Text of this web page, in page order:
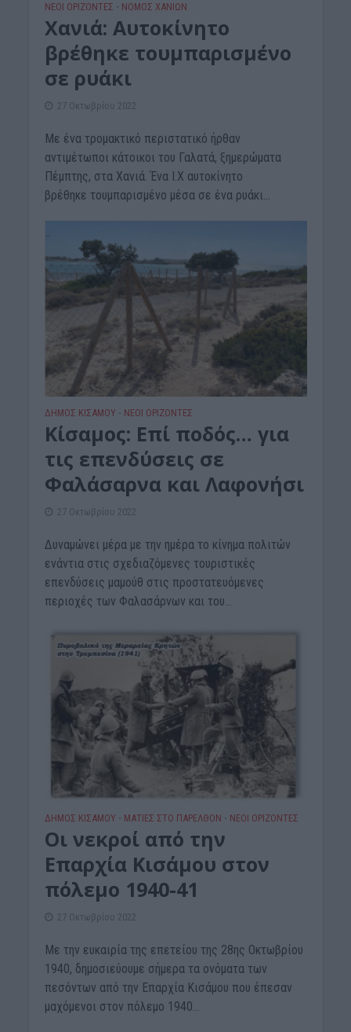
ΝΕΟΙ ΟΡΙΖΟΝΤΕΣ • ΝΟΜΌΣ ΧΑΝΊΩΝ
Xανιά: Αυτοκίνητο
βρέθηκε τουμπαρισμένο
σε ρυάκι
27 Οκτωβρίου 2022
Με ένα τρομακτικό περιστατικό ήρθαν
αντιμέτωποι κάτοικοι του Γαλατά, ξημερώματα
Πέμπτης, στα Χανιά. Ένα Ι.Χ αυτοκίνητο
βρέθηκε τουμπαρισμένο μέσα σε ένα ρυάκι...
ΔΉΜΟΣ ΚΙΣΆΜΟΥ • ΝΕΟΙ ΟΡΙΖΟΝΤΕΣ
Kίσαμος: Επί ποδός… για
τις επενδύσεις σε
Φαλάσαρνα και Λαφονήσι
27 Οκτωβρίου 2022
Δυναμώνει μέρα με την ημέρα το κίνημα πολιτών
ενάντια στις σχεδιαζόμενες τουριστικές
επενδύσεις μαμούθ στις προστατευόμενες
περιοχές των Φαλασάρνων και του...
ΔΉΜΟΣ ΚΙΣΆΜΟΥ • ΜΑΤΙΕΣ ΣΤΟ ΠΑΡΕΛΘΟΝ • ΝΕΟΙ ΟΡΙΖΟΝΤΕΣ
Οι νεκροί από την
Επαρχία Κισάμου στον
πόλεμο 1940-41
27 Οκτωβρίου 2022
Με την ευκαιρία της επετείου της 28ης Οκτωβρίου
1940, δημοσιεύουμε σήμερα τα ονόματα των
πεσόντων από την Επαρχία Κισάμου που έπεσαν
μαχόμενοι στον πόλεμο 1940...